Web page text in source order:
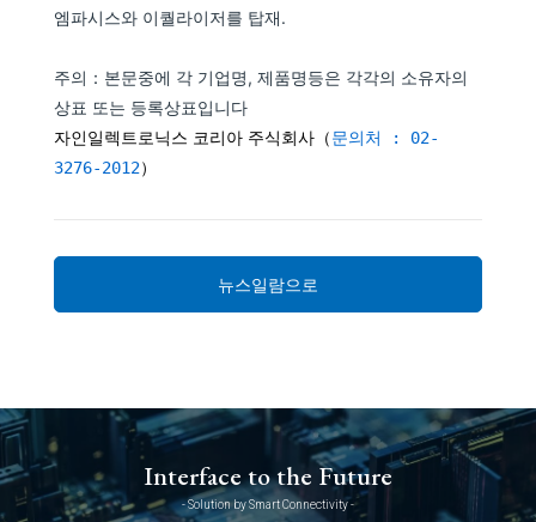
엠파시스와 이퀄라이저를 탑재.
주의：본문중에 각 기업명, 제품명등은 각각의 소유자의
상표 또는 등록상표입니다
자인일렉트로닉스 코리아 주식회사 （문의처 : 02-
3276-2012）
뉴스일람으로
Interface to the Future
- Solution by Smart Connectivity -